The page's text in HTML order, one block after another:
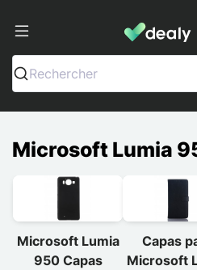
Dealy -
Rechercher
Microsoft Lumia
Microsoft Lumia
950 Capas
Capas
Microsoft